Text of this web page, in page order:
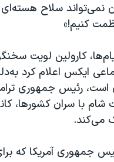
نمی‌تواند سلاح
کنیم!»
کارولین لویت
ایکس اعلام کرد
است، رئیس جمهوری
با سران کشورها،
می‌کند.
جمهوری آمریکا که